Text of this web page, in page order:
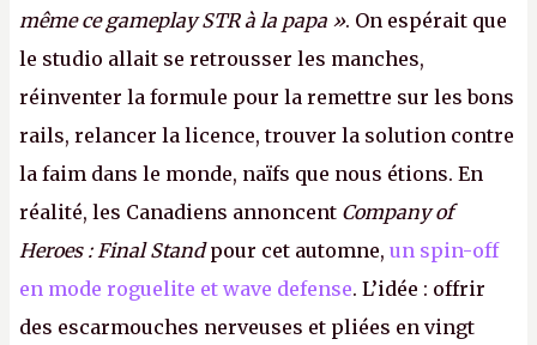
même ce gameplay STR à la papa ». On espérait que
le studio allait se retrousser les manches,
réinventer la formule pour la remettre sur les bons
rails, relancer la licence, trouver la solution contre
la faim dans le monde, naïfs que nous étions. En
réalité, les Canadiens annoncent Company of
Heroes : Final Standpour cet automne, un spin-off
en mode roguelite et wave defense. L’idée : offrir
des escarmouches nerveuses et pliées en vingt